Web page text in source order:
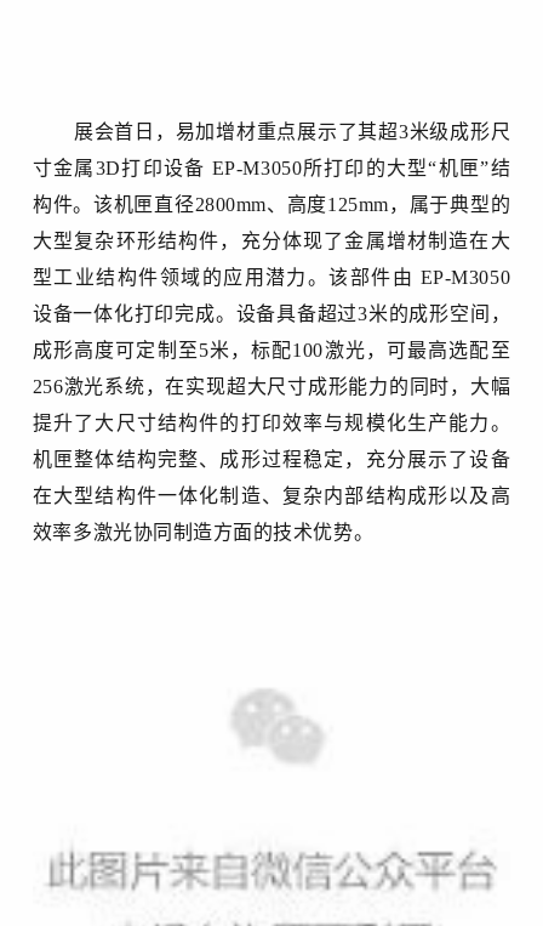
展会首日，易加增材重点展示了其超3米级成形尺
寸金属3D打印设备 EP-M3050所打印的大型“机匣”结
构件。该机匣直径2800mm、 高度125mm，属于典型的
大型复杂环形结构件，充分体现了金属增材制造在大
型工业结构件领域的应用潜力。该部件由 EP-M3050
设备一体化打印完成。设备具备超过3米的成形空间，
成形高度可定制至5米，标配100激光， 可最高选配至
256激光系统，在实现超大尺寸成形能力的同时，大幅
提升了大尺寸结构件的打印效率与规模化生产能力。
机匣整体结构完整、成形过程稳定，充分展示了设备
在大型结构件一体化制造、复杂内部结构成形以及高
效率多激光协同制造方面的技术优势。